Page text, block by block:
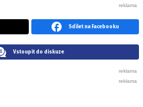
Sdílet na Facebooku
Vstoupit do diskuze